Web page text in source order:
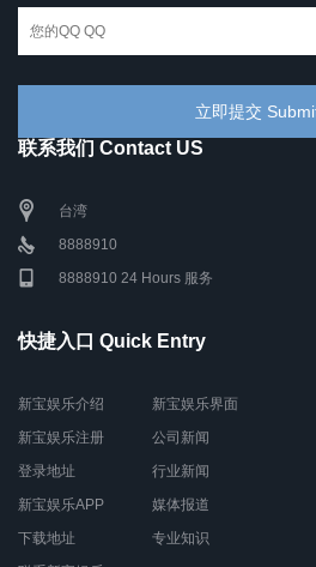
联系我们 Contact US
台湾
8888910
8888910 24 Hours 服务
快捷入口 Quick Entry
新宝娱乐介绍
新宝娱乐注册
登录地址
新宝娱乐APP
下载地址
新宝娱乐界面
公司新闻
行业新闻
媒体报道
专业知识